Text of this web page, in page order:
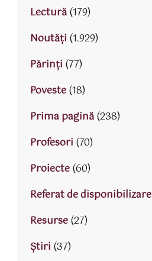
Lectură(179)
Noutăți (1.929)
Părinţi (77)
Poveste(18)
Prima pagină(238)
Profesori (70)
Proiecte(60)
Referat de disponibilizare
Resurse(27)
Știri (37)